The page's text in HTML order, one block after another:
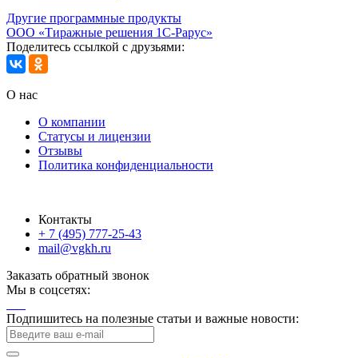
Другие программные продукты
ООО «Тиражные решения 1С-Рарус»
Поделитесь ссылкой с друзьями:
О нас
О компании
Статусы и лицензии
Отзывы
Политика конфиденциальности
Контакты
+ 7 (495) 777-25-43
mail@vgkh.ru
Заказать обратный звонок
Мы в соцсетях:
Подпишитесь на полезные статьи и важные новости: